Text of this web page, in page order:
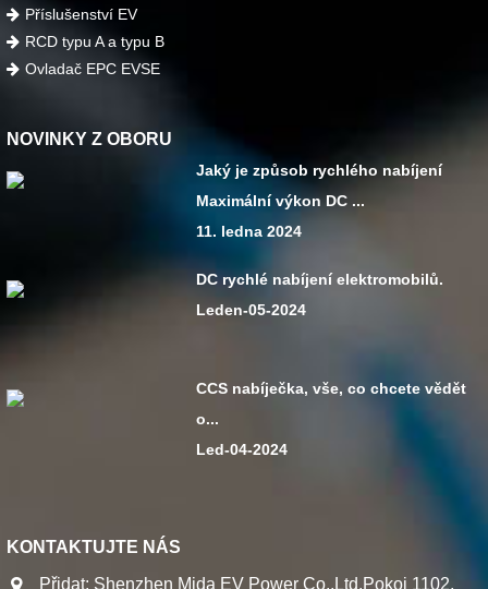
Příslušenství EV
RCD typu A a typu B
Ovladač EPC EVSE
NOVINKY Z OBORU
Jaký je způsob rychlého nabíjení
Maximální výkon DC ...
11. ledna 2024
DC rychlé nabíjení elektromobilů.
Leden-05-2024
CCS nabíječka, vše, co chcete vědět
o...
Led-04-2024
KONTAKTUJTE NÁS
Přidat: Shenzhen Mida EV Power Co.,Ltd.Pokoj 1102,